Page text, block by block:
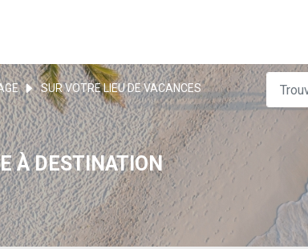
SUR VOTRE LIEU DE VACANCES
À DESTINATION